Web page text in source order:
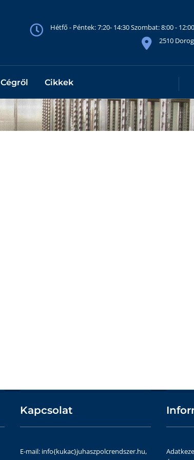
Hétfő - Péntek: 7:20- 14:30 Szombat: 8:00 -
2510
Cégről Cikkek
Kapcsolat
E-mail: info{kukac}juhaszpolcrendszer.hu,